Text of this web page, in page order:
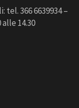
366 6639934 –
14.30